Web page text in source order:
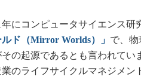
にコンピュータサイエンス研
ルド（Mirror Worlds）」 で、物
の起源であるとも言われてい
のライフサイクルマネジメン